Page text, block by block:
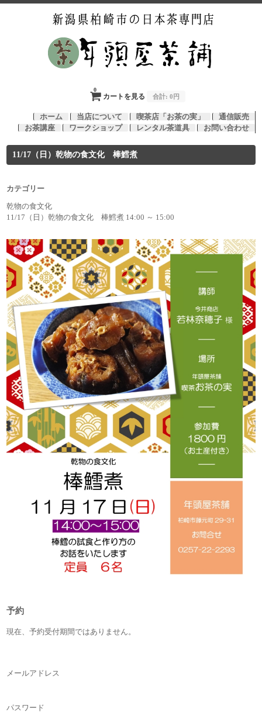
カートを見る
0
合計: 0円
ホーム 当店について 喫茶店「お茶の実」
通信販売
お茶講座
ワークショップ レンタル茶道具 お問い合わせ
11/17（日）乾物の食文化 棒鱈煮
カテゴリー
乾物の食文化
11/17（日）乾物の食文化 棒鱈煮 14:00 ～ 15:00
予約
現在、予約受付期間ではありません。
メールアドレス
パスワード